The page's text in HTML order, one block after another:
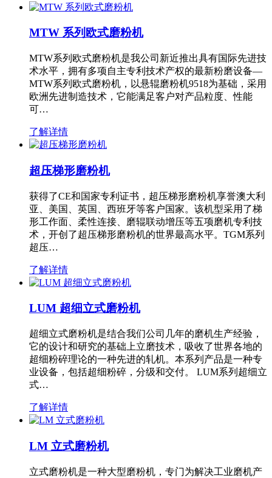
MTW 系列欧式磨粉机
MTW系列欧式磨粉机是我公司新近推出具有国际先进技
术水平，拥有多项自主专利技术产权的最新粉磨设备—
MTW系列欧式磨粉机，以悬辊磨粉机9518为基础，采用
欧洲先进制造技术，它能满足客户对产品粒度、性能
可…
了解详情
超压梯形磨粉机
获得了CE和国家专利证书，超压梯形磨粉机享誉澳大利
亚、美国、英国、西班牙等客户国家。该机型采用了梯
形工作面、柔性连接、磨辊联动增压等五项磨机专利技
术，开创了超压梯形磨粉机的世界最高水平。TGM系列
超压…
了解详情
LUM 超细立式磨粉机
超细立式磨粉机是结合我们公司几年的磨机生产经验，
它的设计和研究的基础上立磨技术，吸收了世界各地的
超细粉碎理论的一种先进的轧机。本系列产品是一种专
业设备，包括超细粉碎，分级和交付。 LUM系列超细立
式…
了解详情
LM 立式磨粉机
立式磨粉机是一种大型磨粉机，专门为解决工业磨机产